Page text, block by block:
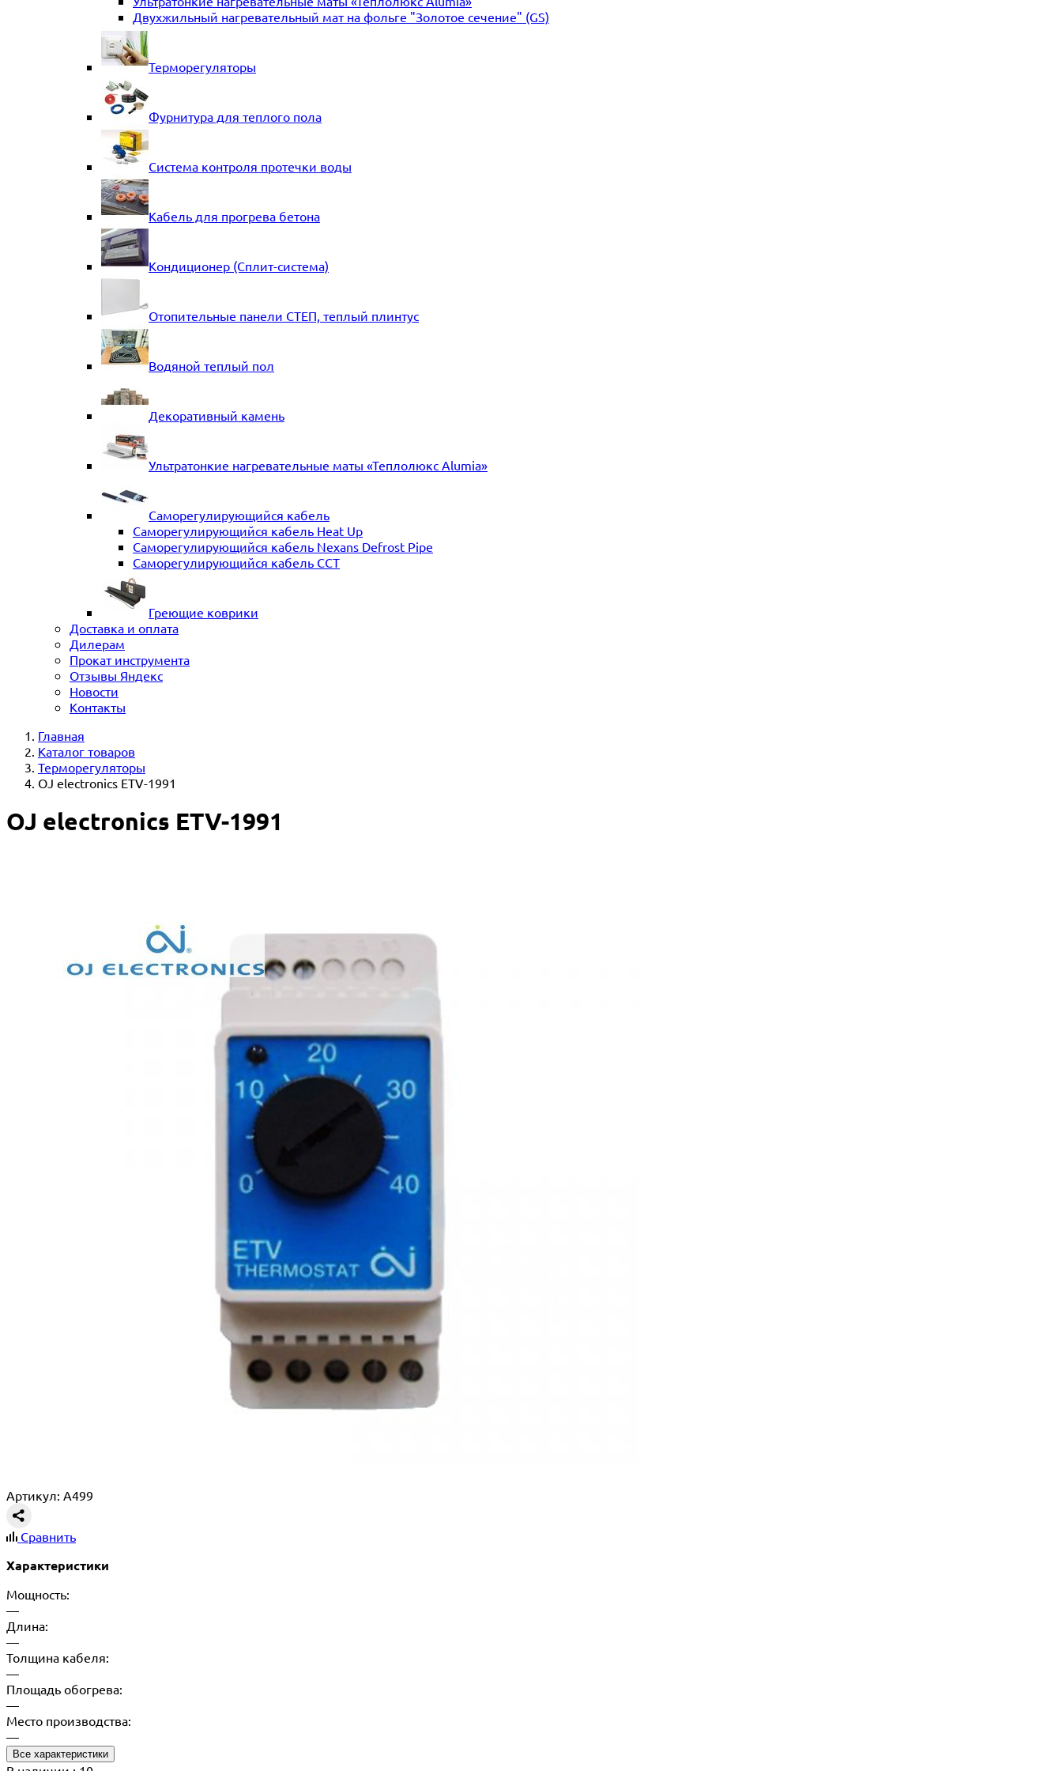
Двухжильный нагревательный мат на фольге "Золотое сечение" (GS)
Терморегуляторы
Фурнитура для теплого пола
Система контроля протечки воды
Кабель для прогрева бетона
Кондиционер (Сплит-система)
Отопительные панели СТЕП, теплый плинтус
Водяной теплый пол
Декоративный камень
Ультратонкие нагревательные маты «Теплолюкс Alumia»
Саморегулирующийся кабель
Саморегулирующийся кабель Heat Up
Саморегулирующийся кабель Nexans Defrost Pipe
Саморегулирующийся кабель ССТ
Греющие коврики
Доставка и оплата
Дилерам
Прокат инструмента
Отзывы Яндекс
Новости
Контакты
Главная
Каталог товаров
Терморегуляторы
OJ electronics ETV-1991
OJ electronics ETV-1991
Артикул: A499
Сравнить
Характеристики
Мощность:
—
Длина:
—
Толщина кабеля:
—
Площадь обогрева:
—
Место производства:
—
Все характеристики